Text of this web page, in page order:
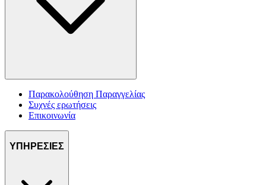
Παρακολούθηση Παραγγελίας
Συχνές ερωτήσεις
Επικοινωνία
ΥΠΗΡΕΣΙΕΣ